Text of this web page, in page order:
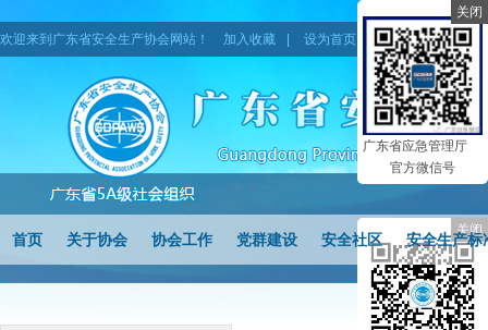
欢迎来到广东省安全生产协会网站！ 加入收藏 设为首页 网站地图
首页 关于协会 协会工作 党群建设 安全社区 安全生产标
广东省应急管理厅
官方微信号
关闭
关闭